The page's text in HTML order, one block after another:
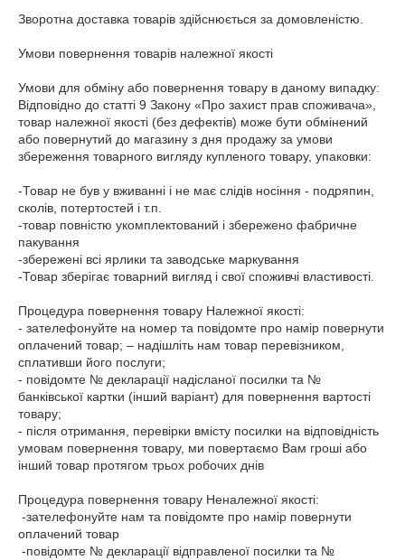
Зворотна доставка товарів здійснюється за домовленістю.
Умови повернення товарів належної якості
Умови для обміну або повернення товару в даному випадку:
Відповідно до статті 9 Закону «Про захист прав споживача»,
товар належної якості (без дефектів) може бути обмінений
або повернутий до магазину з дня продажу за умови
збереження товарного вигляду купленого товару, упаковки:
-Товар не був у вживанні і не має слідів носіння - подряпин,
сколів, потертостей і т.п.
-товар повністю укомплектований і збережено фабричне
пакування
-збережені всі ярлики та заводське маркування
-Товар зберігає товарний вигляд і свої споживчі властивості.
Процедура повернення товару Належної якості:
- зателефонуйте на номер та повідомте про намір повернути
оплачений товар; – надішліть нам товар перевізником,
сплативши його послуги;
- повідомте № декларації надісланої посилки та №
банківської картки (інший варіант) для повернення вартості
товару;
- після отримання, перевірки вмісту посилки на відповідність
умовам повернення товару, ми повертаємо Вам гроші або
інший товар протягом трьох робочих днів
Процедура повернення товару Неналежної якості:
оплачений товар